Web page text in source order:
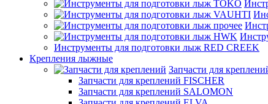
Инструменты для подготовки лыж RED CREEK
Крепления лыжные
Запчасти для
Запчасти для креплений FISCHER
Запчасти для креплений SALOMON